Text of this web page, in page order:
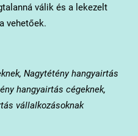
válik és a lekezelt
vehetőek.
Nagytétény hangyairtás
hangyairtás cégeknek,
vállalkozásoknak